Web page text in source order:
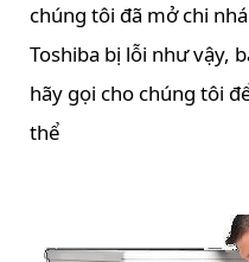
chúng tôi đã mở chi
Toshiba bị lỗi như vậy,
hãy gọi cho chúng tôi
thể